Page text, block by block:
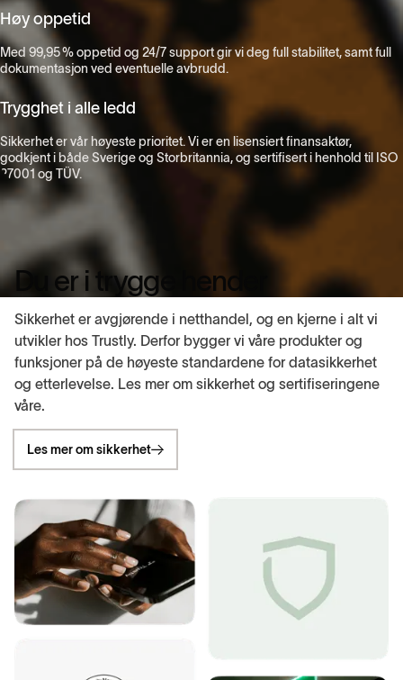
Høy oppetid
Med 99,95 % oppetid og 24/7 support gir vi deg full stabilitet, samt full
dokumentasjon ved eventuelle avbrudd.
Trygghet i alle ledd
Sikkerhet er vår høyeste prioritet. Vi er en lisensiert finansaktør,
godkjent i både Sverige og Storbritannia, og sertifisert i henhold til ISO
27001 og TÜV.
Du er i trygge hender
Sikkerhet er avgjørende i netthandel, og en kjerne i alt vi
utvikler hos Trustly. Derfor bygger vi våre produkter og
funksjoner på de høyeste standardene for datasikkerhet
og etterlevelse. Les mer om sikkerhet og sertifiseringene
våre.
Les mer om sikkerhet